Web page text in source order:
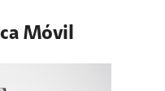
Móvil